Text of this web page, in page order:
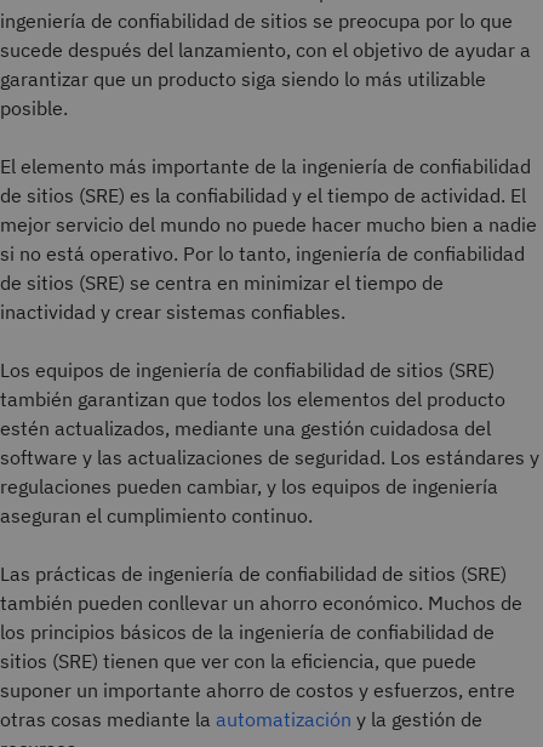
ingeniería de confiabilidad de sitios se preocupa por lo que
sucede después del lanzamiento, con el objetivo de ayudar a
garantizar que un producto siga siendo lo más utilizable
posible.
El elemento más importante de la ingeniería de confiabilidad
de sitios (SRE) es la confiabilidad y el tiempo de actividad. El
mejor servicio del mundo no puede hacer mucho bien a nadie
si no está operativo. Por lo tanto, ingeniería de confiabilidad
de sitios (SRE) se centra en minimizar el tiempo de
inactividad y crear sistemas confiables.
Los equipos de ingeniería de confiabilidad de sitios (SRE)
también garantizan que todos los elementos del producto
estén actualizados, mediante una gestión cuidadosa del
software y las actualizaciones de seguridad. Los estándares y
regulaciones pueden cambiar, y los equipos de ingeniería
aseguran el cumplimiento continuo.
Las prácticas de ingeniería de confiabilidad de sitios (SRE)
también pueden conllevar un ahorro económico. Muchos de
los principios básicos de la ingeniería de confiabilidad de
sitios (SRE) tienen que ver con la eficiencia, que puede
suponer un importante ahorro de costos y esfuerzos, entre
otras cosas mediante la automatización y la gestión de